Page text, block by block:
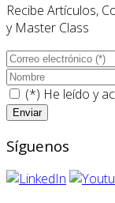
Recibe Artículos,
y Master Class
(*) He leído y
Síguenos